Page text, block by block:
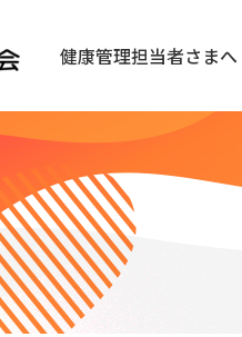
健康管理担当者さまへ